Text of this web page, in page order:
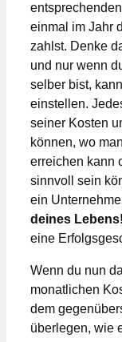
einmal im Jahr
zahlst. Denke
und nur wenn
selber bist,
einstellen.
seiner Kosten
können, wo
erreichen kann
sinnvoll sein
ein
deines Lebens!
eine
Wenn du nun
monatlichen
dem
überlegen, wie